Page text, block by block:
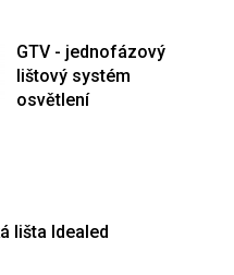
GTV - jednofázový
lištový systém
osvětlení
lišta Idealed